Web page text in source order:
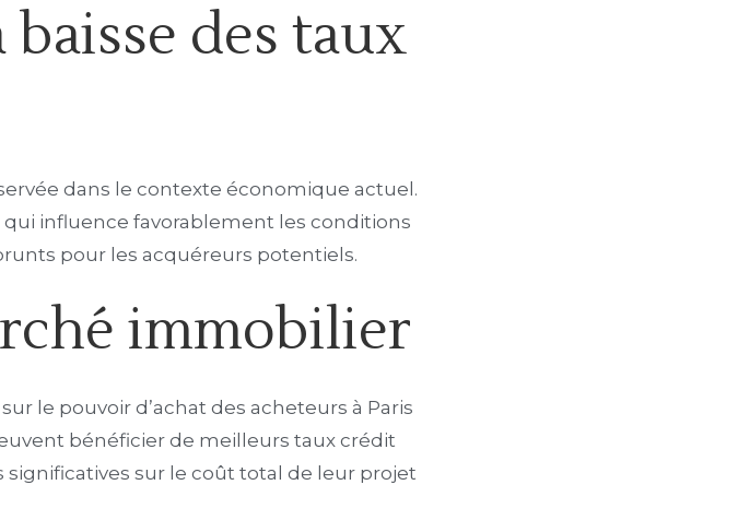
des taux
dans le contexte économique actuel.
qui influence favorablement les conditions
pour les acquéreurs potentiels.
immobilier
le pouvoir d’achat des acheteurs à Paris
bénéficier de meilleurs taux crédit
significatives sur le coût total de leur projet